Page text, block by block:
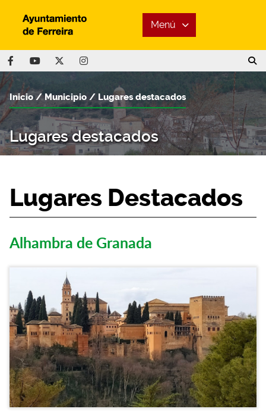
Menú
Lugares destacados
Inicio Municipio Lugares destacados
Lugares Destacados
Alhambra de Granada